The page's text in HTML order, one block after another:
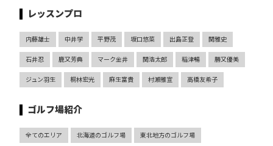
レッスンプロ
内藤雄士 中井学 平野茂 坂口悠菜 出島正登 関雅史
石井忍 鹿又芳典 マーク金井 関浩太郎 稲津暢 勝又優美
ジュン羽生 桐林宏光 麻生富貴 村瀬雅宣 高橋友希子
ゴルフ場紹介
全てのエリア 北海道のゴルフ場 東北地方のゴルフ場